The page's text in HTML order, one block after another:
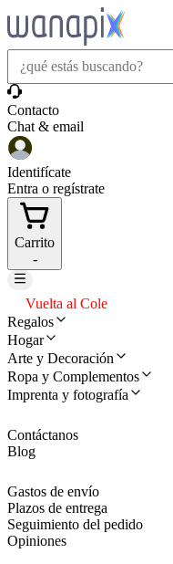
Contacto
Chat & email
Identifícate
Entra o regístrate
Carrito
-
Vuelta al Cole
Regalos
Hogar
Arte y Decoración
Ropa y Complementos
Imprenta y fotografía
Contáctanos
Blog
Gastos de envío
Plazos de entrega
Seguimiento del pedido
Opiniones